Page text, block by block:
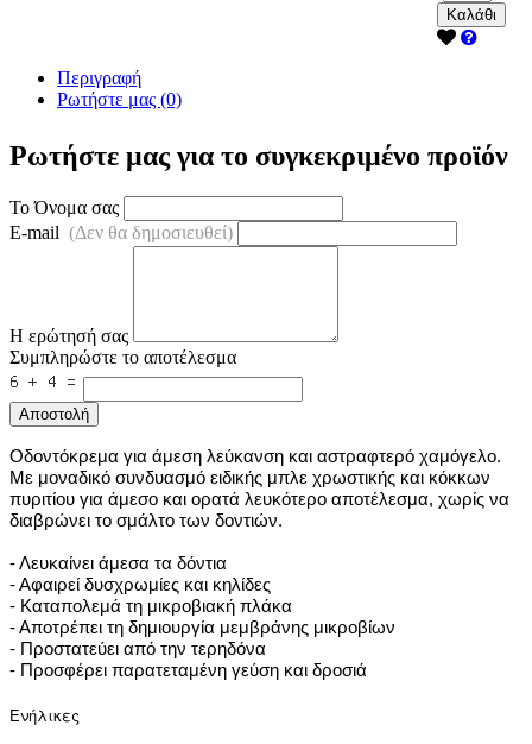
Καλάθι
Περιγραφή
Ρωτήστε μας (0)
Ρωτήστε μας για το συγκεκριμένο προϊόν
Το Όνομα σας
E-mail (Δεν θα δημοσιευθεί)
Η ερώτησή σας
Συμπληρώστε το αποτέλεσμα
Αποστολή
Οδοντόκρεμα για άμεση λεύκανση και αστραφτερό χαμόγελο.
Με μοναδικό συνδυασμό ειδικής μπλε χρωστικής και κόκκων
πυριτίου για άμεσο και ορατά λευκότερο αποτέλεσμα, χωρίς να
διαβρώνει το σμάλτο των δοντιών.
- Λευκαίνει άμεσα τα δόντια
- Αφαιρεί δυσχρωμίες και κηλίδες
- Καταπολεμά τη μικροβιακή πλάκα
- Αποτρέπει τη δημιουργία μεμβράνης μικροβίων
- Προστατεύει από την τερηδόνα
- Προσφέρει παρατεταμένη γεύση και δροσιά
Ενήλικες